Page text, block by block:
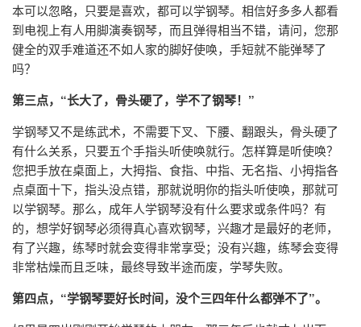
本可以忽略，只要是喜欢，都可以学钢琴。相信好多多人都看
到电视上有人用脚演奏钢琴，而且弹得相当不错，请问，您那
健全的双手难道还不如人家的脚好使唤，手短就不能弹琴了
吗？
第三点，“长大了，骨头硬了，学不了钢琴！”
学钢琴又不是练武术，不需要下叉、下腰、翻跟头，骨头硬了
有什么关系，只要五个手指头听使唤就行。怎样算是听使唤？
您把手放在桌面上，大拇指、食指、中指、无名指、小拇指各
点桌面十下，指头没点错，那就说明你的指头听使唤，那就可
以学钢琴。那么，成年人学钢琴没有什么要求或条件吗？有
的，想学好钢琴必须得真心喜欢钢琴，兴趣才是最好的老师，
有了兴趣，练琴时就会变得非常享受；没有兴趣，练琴会变得
非常枯燥而且乏味，最终导致半途而废，学琴失败。
第四点，“学钢琴要好长时间，没个三四年什么都弹不了”。